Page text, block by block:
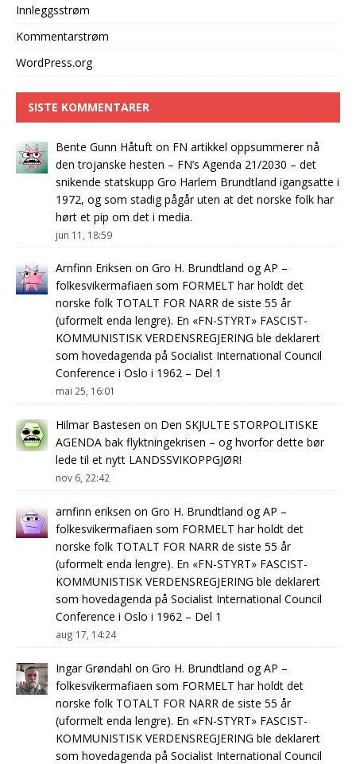
Innleggsstrøm
Kommentarstrøm
WordPress.org
SISTE KOMMENTARER
Bente Gunn Håtuft on FN artikkel oppsummerer nå
den trojanske hesten – FN’s Agenda 21/2030 – det
snikende statskupp Gro Harlem Brundtland igangsatte i
1972, og som stadig pågår uten at det norske folk har
hørt et pip om det i media.
jun 11, 18:59
Arnfinn Eriksen on Gro H. Brundtland og AP –
folkesvikermafiaen som FORMELT har holdt det
norske folk TOTALT FOR NARR de siste 55 år
(uformelt enda lengre). En «FN-STYRT» FASCIST-
KOMMUNISTISK VERDENSREGJERING ble deklarert
som hovedagenda på Socialist International Council
Conference i Oslo i 1962 – Del 1
mai 25, 16:01
Hilmar Bastesen on Den SKJULTE STORPOLITISKE
AGENDA bak flyktningekrisen – og hvorfor dette bør
lede til et nytt LANDSSVIKOPPGJØR!
nov 6, 22:42
arnfinn eriksen on Gro H. Brundtland og AP –
folkesvikermafiaen som FORMELT har holdt det
norske folk TOTALT FOR NARR de siste 55 år
(uformelt enda lengre). En «FN-STYRT» FASCIST-
KOMMUNISTISK VERDENSREGJERING ble deklarert
som hovedagenda på Socialist International Council
Conference i Oslo i 1962 – Del 1
aug 17, 14:24
Ingar Grøndahl on Gro H. Brundtland og AP –
folkesvikermafiaen som FORMELT har holdt det
norske folk TOTALT FOR NARR de siste 55 år
(uformelt enda lengre). En «FN-STYRT» FASCIST-
KOMMUNISTISK VERDENSREGJERING ble deklarert
som hovedagenda på Socialist International Council